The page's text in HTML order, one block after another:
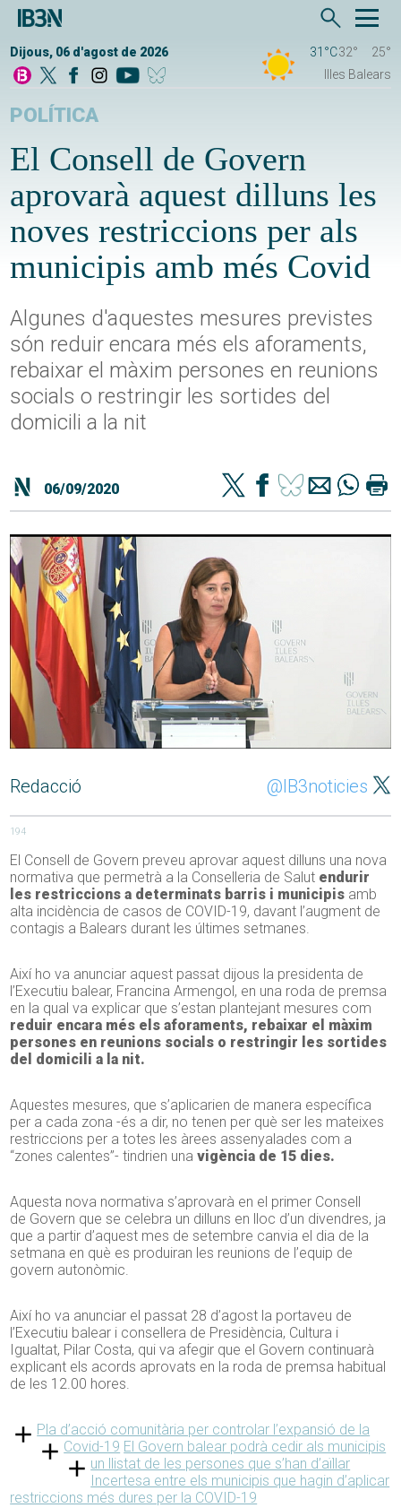
Dijous, 06 d'agost de 2026 31°C32°
25°
Illes Balears
POLÍTICA
El Consell de Govern
aprovarà aquest dilluns les
noves restriccions per als
municipis amb més Covid
Algunes d'aquestes mesures previstes
són reduir encara més els aforaments,
rebaixar el màxim persones en reunions
socials o restringir les sortides del
domicili a la nit
06/09/2020
Redacció @IB3noticies
194
El Consell de Govern preveu aprovar aquest dilluns una nova
normativa que permetrà a la Conselleria de Salut endurir
les restriccions a determinats barris i municipis amb
alta incidència de casos de COVID-19, davant l’augment de
contagis a Balears durant les últimes setmanes.
Així ho va anunciar aquest passat dijous la presidenta de
l’Executiu balear, Francina Armengol, en una roda de premsa
en la qual va explicar que s’estan plantejant mesures com
reduir encara més els aforaments, rebaixar el màxim
persones en reunions socials o restringir les sortides
del domicili a la nit.
Aquestes mesures, que s’aplicarien de manera específica
per a cada zona -és a dir, no tenen per què ser les mateixes
restriccions per a totes les àrees assenyalades com a
“zones calentes”- tindrien unavigència de 15 dies.
Aquesta nova normativa s’aprovarà en el primer Consell
de Govern que se celebra un dilluns en lloc d’un divendres, ja
que a partir d’aquest mes de setembre canvia el dia de la
setmana en què es produiran les reunions de l’equip de
govern autonòmic.
Així ho va anunciar el passat 28 d’agost la portaveu de
l’Executiu balear i consellera de Presidència, Cultura i
Igualtat, Pilar Costa, qui va afegir que el Govern continuarà
explicant els acords aprovats en la roda de premsa habitual
de les 12.00 hores.
Pla d’acció comunitària per controlar l’expansió de la
Covid-19 El Govern balear podrà cedir als municipis
un llistat de les persones que s’han d’aïllar
Incertesa entre els municipis que hagin d’aplicar
restriccions més dures per la COVID-19